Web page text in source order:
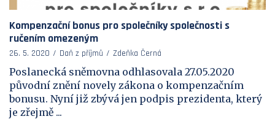
Kompenzační bonus pro společníky společnosti s
ručením omezeným
26. 5. 2020 Daň z příjmů Zdeňka Černá
Poslanecká sněmovna odhlasovala 27.05.2020
původní znění novely zákona o kompenzačním
bonusu. Nyní již zbývá jen podpis prezidenta, který
je zřejmě ...